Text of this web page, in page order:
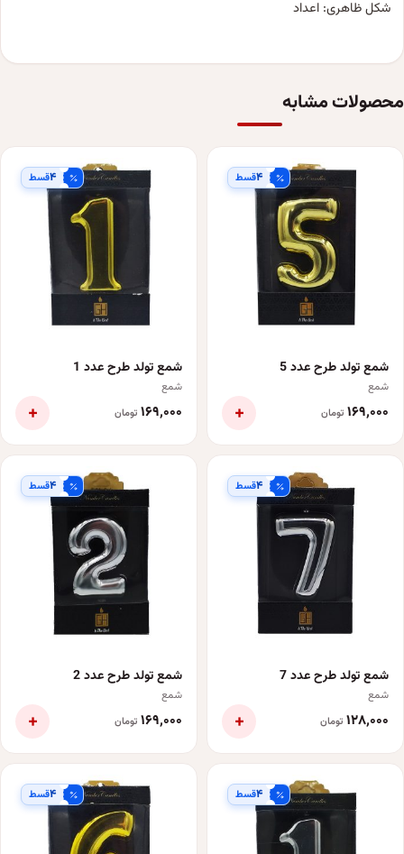
شکل ظاهری: اعداد
محصولات مشابه
۴قسط
شمع تولد طرح عدد 5
شمع
۱۶۹٬۰۰۰ تومان +
۴قسط
شمع تولد طرح عدد 1
شمع
۱۶۹٬۰۰۰ تومان +
۴قسط
شمع تولد طرح عدد 7
شمع
۱۲۸٬۰۰۰ تومان +
۴قسط
شمع تولد طرح عدد 2
شمع
۱۶۹٬۰۰۰ تومان +
۴قسط ۴قسط